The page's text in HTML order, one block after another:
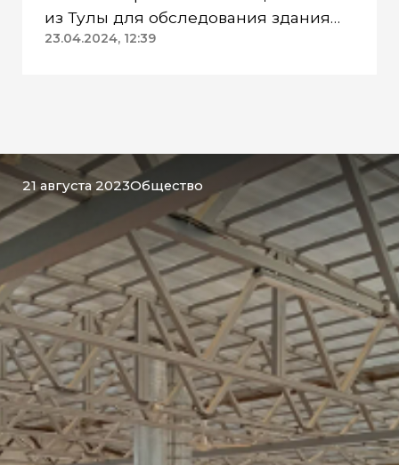
из Тулы для обследования здания
ДК «Геолог»
23.04.2024, 12:39
21 августа 2023Общество